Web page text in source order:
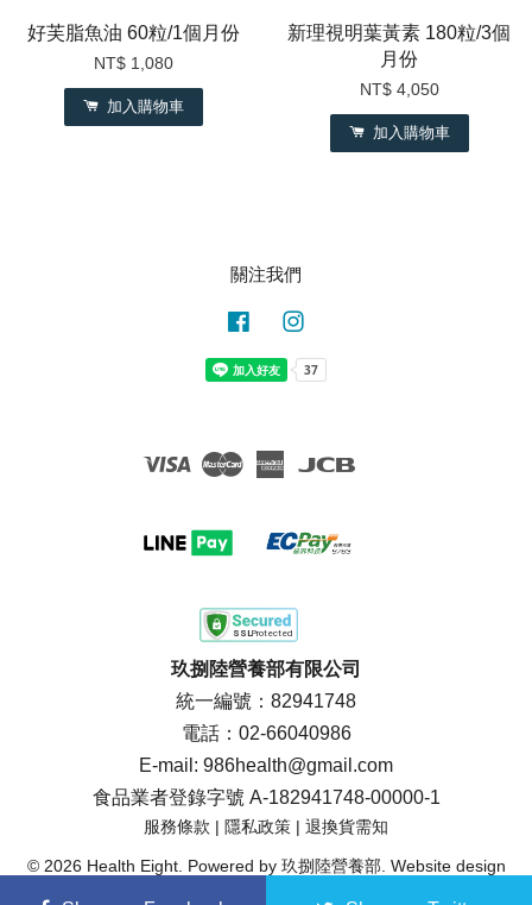
好芙脂魚油 60粒/1個月份
NT$ 1,080
加入購物車
新理視明葉黃素 180粒/3個
月份
NT$ 4,050
加入購物車
關注我們
Facebook
Visa Master American
玖捌陸營養部有限公司
統一編號：82941748
電話：02-66040986
E-mail: 986health@gmail.com
食品業者登錄字號 A-182941748-00000-1
服務條款 隱私政策 退換貨需知
© 2026 Health Eight. Powered by 玖捌陸營養部. Website design